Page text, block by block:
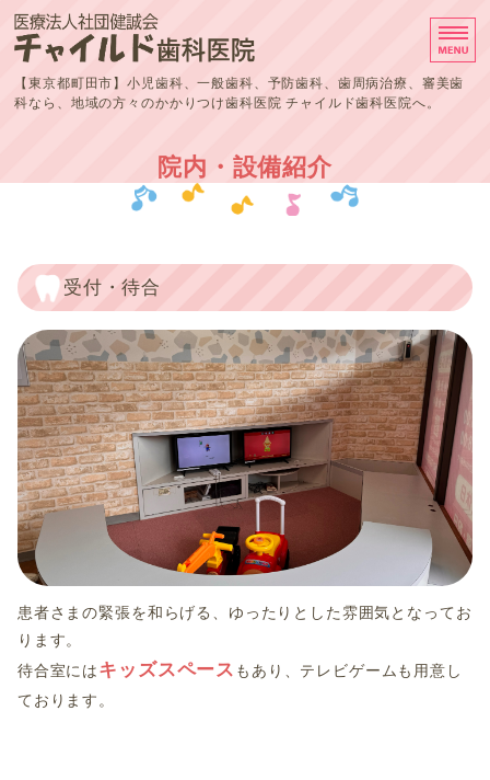
東京都町田市の
【東京都町田市】小児歯科、一般歯科、予防歯科、歯周病治療、審美歯
科なら、地域の方々のかかりつけ歯科医院 チャイルド歯科医院へ。
アクセス
院長・医師紹介
院内・設備紹介
受付・待合
患者さまの緊張を和らげる、ゆったりとした雰囲気となってお
ります。
待合室にはキッズスペース もあり、テレビゲームも用意し
ております。